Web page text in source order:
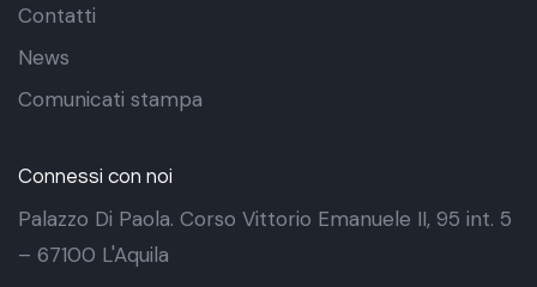
Contatti
News
Comunicati stampa
Connessi con noi
Palazzo Di Paola. Corso Vittorio Emanuele II, 95 int. 5
– 67100 L'Aquila